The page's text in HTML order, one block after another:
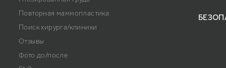
Повторная маммопластика
Поиск хирурга/клиники
Отзывы
Фото до/после